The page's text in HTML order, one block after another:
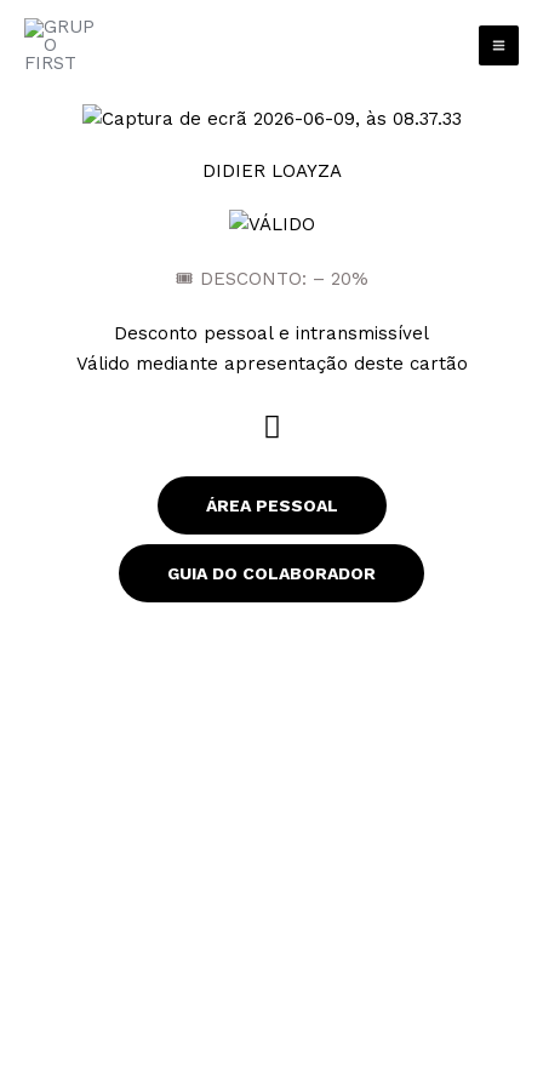
Skip
content
DIDIER LOAYZA
🎟 DESCONTO: – 20%
Desconto pessoal e intransmissível
Válido mediante apresentação deste cartão
W
a
t
s
a
p
ÁREA PESSOAL
GUIA DO COLABORADOR